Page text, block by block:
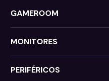
GAMEROOM
MONITORES
PERIFÉRICOS